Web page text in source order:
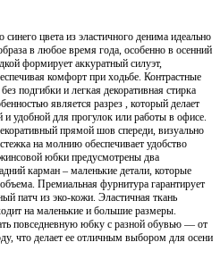
цвета из эластичного денима идеально
в любое время года, особенно в осенний
формирует аккуратный силуэт,
комфорт при ходьбе. Контрастные
подгибки и легкая декоративная стирка
является разрез , который делает
удобной для прогулок или работы в офисе.
прямой шов спереди, визуально
на молнию обеспечивает удобство
юбки предусмотрены два
карман – маленькие детали, которые
Премиальная фурнитура гарантирует
патч из эко-кожи. Эластичная ткань
на маленькие и большие размеры.
повседневную юбку с разной обувью — от
что делает ее отличным выбором для осени